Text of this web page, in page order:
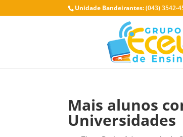
Unidade Bandeirantes:(043)
Mais alunos
Universidades